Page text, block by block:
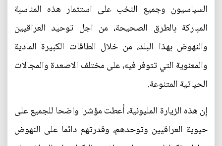
السياسيون وجميع النخب على استثمار هذه المناسبة
المباركة بالطرق الصحيحة، من اجل توحيد العراقيين
والنهوض بهذا البلد، من خلال الطاقات الكبيرة المادية
والمعنوية التي تتوفر فيه، على مختلف الاصعدة والمجالات
الحياتية المتنوعة.
إن هذه الزيارة المليونية، أعطت مؤشرا واضحا للجميع على
حيوية العراقيين وتوحدهم، وقدرتهم دائما على النهوض